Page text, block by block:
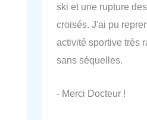
ski et une rupture
croisés. J'ai pu
activité sportive très
sans séquelles.
- Merci Docteur !